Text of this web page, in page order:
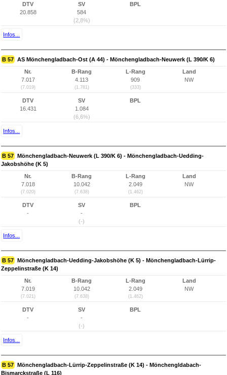
DTV
20.858
SV
584
(2,8%)
BPL
Infos...
B 57 AS Mönchengladbach-Ost (A 44) - Mönchengladbach-Neuwerk (L 390/K 6)
Nr.
7.017
(7.019)
B-Rang
4.113
(1.781)
L-Rang
909
(333)
Land
NW
DTV
16.431
SV
1.084
(6,6%)
BPL
Infos...
B 57 Mönchengladbach-Neuwerk (L 390/K 6) - Mönchengladbach-Uedding-
Jakobshöhe (K 5)
Nr.
7.018
(7.020)
B-Rang
10.042
(7.638)
L-Rang
2.049
(1.462)
Land
NW
DTV
-
SV
-
(-)
BPL
Infos...
B 57 Mönchengladbach-Uedding-Jakobshöhe (K 5) - Mönchengladbach-Lürrip-
Zeppelinstraße (K 14)
Nr.
7.019
(7.021)
B-Rang
10.042
(7.638)
L-Rang
2.049
(1.462)
Land
NW
DTV
-
SV
-
(-)
BPL
Infos...
B 57 Mönchengladbach-Lürrip-Zeppelinstraße (K 14) - Mönchengldabach-
Bismarckstraße (L 116)